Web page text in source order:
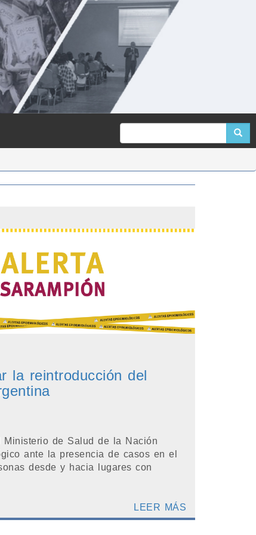
la reintroducción del
de Salud de la Nación
ante la presencia de casos en el
desde y hacia lugares con
LEER MÁS